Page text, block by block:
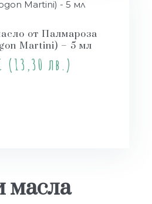
от Палмароза
Martini) – 5 мл
(13,30 лв.)
масла